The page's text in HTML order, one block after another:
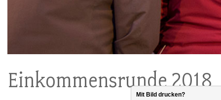
Einkommensrunde 2018
Mit Bild drucken?